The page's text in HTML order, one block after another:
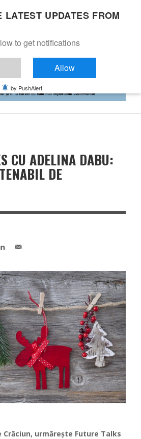
CU ADELINA DABU:
DE
Crăciun, urmărește Future Talks
LATEST UPDATES FROM
to get notifications
Allow
by PushAlert